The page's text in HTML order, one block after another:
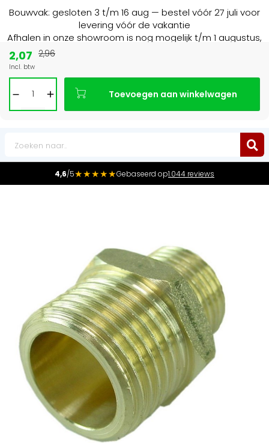
Bouwvak: gesloten 3 t/m 16 aug — bestel vóór 27 juli voor
levering vóór de vakantie
Afhalen in onze showroom is nog mogelijk t/m 1 augustus,
4,6/5★★★★★Gebaseerd op1.044 reviews
2,07
Incl. btw
2,96
Toevoegen aan winkelwagen